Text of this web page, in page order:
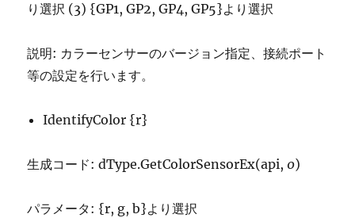
り選択 (3) {GP1, GP2, GP4, GP5}より選択
説明: カラーセンサーのバージョン指定、接続ポート
等の設定を行います。
IdentifyColor {r}
生成コード: dType.GetColorSensorEx(api,0)
パラメータ: {r, g, b}より選択